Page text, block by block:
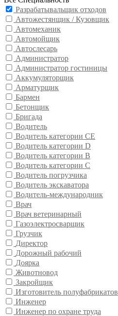
Разрабатывальщик отходов
Автожестянщик / Кузовщик
Автомеханик
Автомойщик
Автослесарь
Администратор
Администратор гостиницы
Аккумуляторщик
Арматурщик
Бармен
Бетонщик
Бригада
Водитель
Водитель категории CE
Водитель категории D
Водитель категории В
Водитель категории С
Водитель погрузчика
Водитель экскаватора
Водитель-международник
Врач
Врач ветеринарный
Газоэлектросварщик
Грузчик
Директор
Дорожный рабочий
Доярка
Животновод
Закройщик
Изготовитель полуфабрикатов
Инженер
Инженер по охране труда